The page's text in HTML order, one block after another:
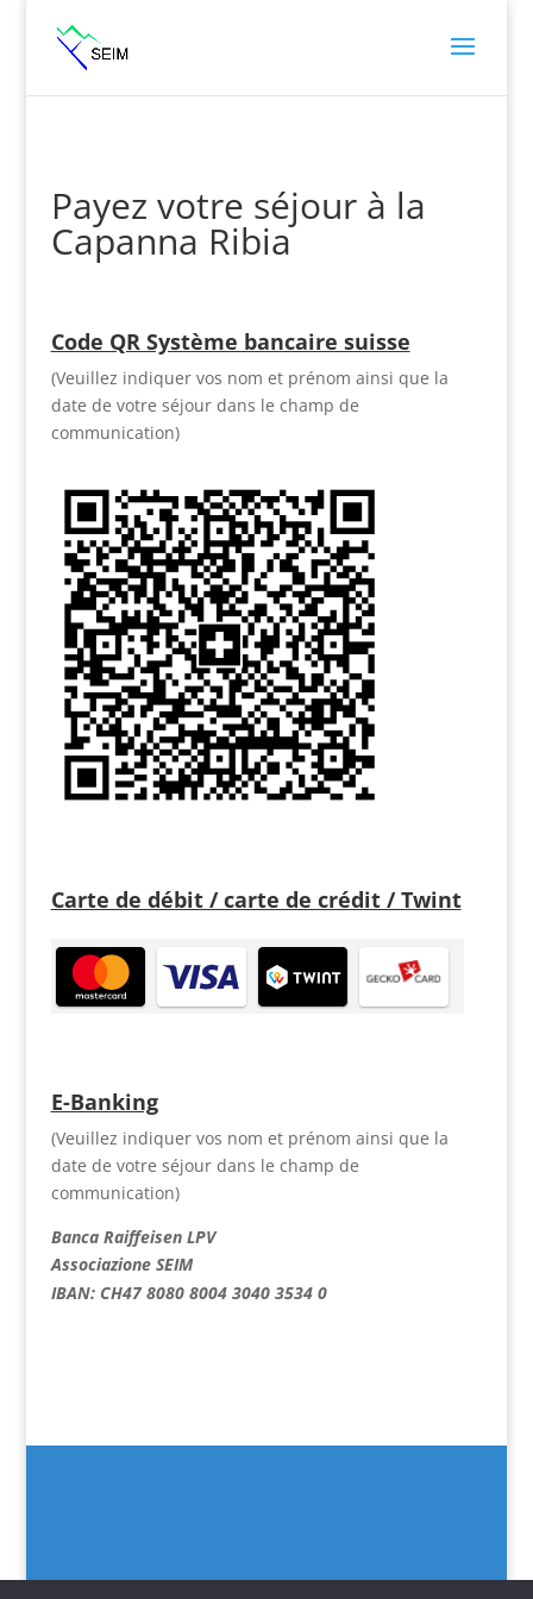
Payez votre séjour à la
Capanna Ribia
Code QR Système bancaire suisse
(Veuillez indiquer vos nom et prénom ainsi que la
date de votre séjour dans le champ de
communication)
Carte de débit / carte de crédit / Twint
E-Banking
(Veuillez indiquer vos nom et prénom ainsi que la
date de votre séjour dans le champ de
communication)
Banca Raiffeisen LPV
Associazione SEIM
IBAN: CH47 8080 8004 3040 3534 0